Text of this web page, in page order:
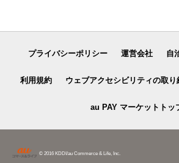
プライバシーポリシー 運営会社 自
利用規約 ウェブアクセシビリティの取り
au PAY マーケットトッ
© 2016 KDDI/au Commerce & Life, Inc.